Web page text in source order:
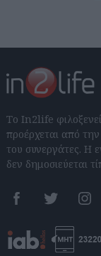
Το In2life
προέρχεται από
του συνεργάτες. Η
δεν δημοσιεύεται
FacebookTwitter